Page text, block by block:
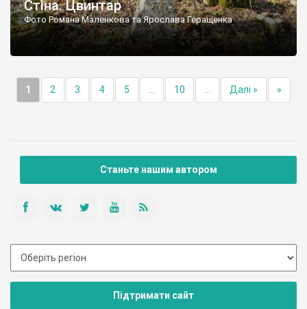
Стіна. Цвинтар
Фото Романа Маленкова та Ярослава Геращенка
1 2 3 4 5 10 Далі » »
Станьте нашим автором
Підтримати сайт